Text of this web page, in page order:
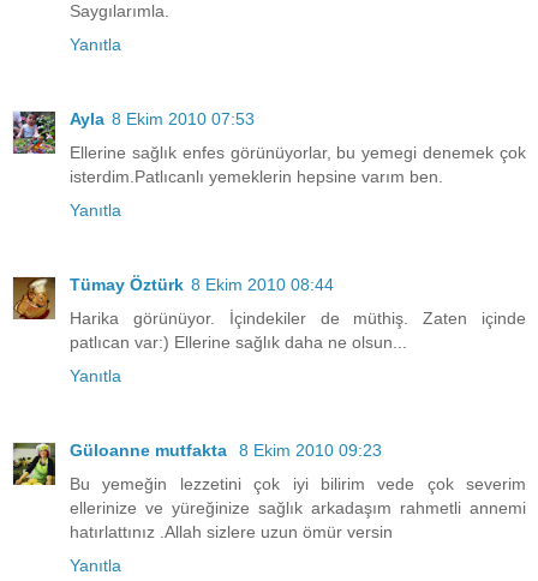
Saygılarımla.
Yanıtla
Ayla 8 Ekim 2010 07:53
Ellerine sağlık enfes görünüyorlar, bu yemegi denemek çok
isterdim.Patlıcanlı yemeklerin hepsine varım ben.
Yanıtla
Tümay Öztürk 8 Ekim 2010 08:44
Harika görünüyor. İçindekiler de müthiş. Zaten içinde
patlıcan var:) Ellerine sağlık daha ne olsun...
Yanıtla
Güloanne mutfakta
8 Ekim 2010 09:23
Bu yemeğin lezzetini çok iyi bilirim vede çok severim
ellerinize ve yüreğinize sağlık arkadaşım rahmetli annemi
hatırlattınız .Allah sizlere uzun ömür versin
Yanıtla